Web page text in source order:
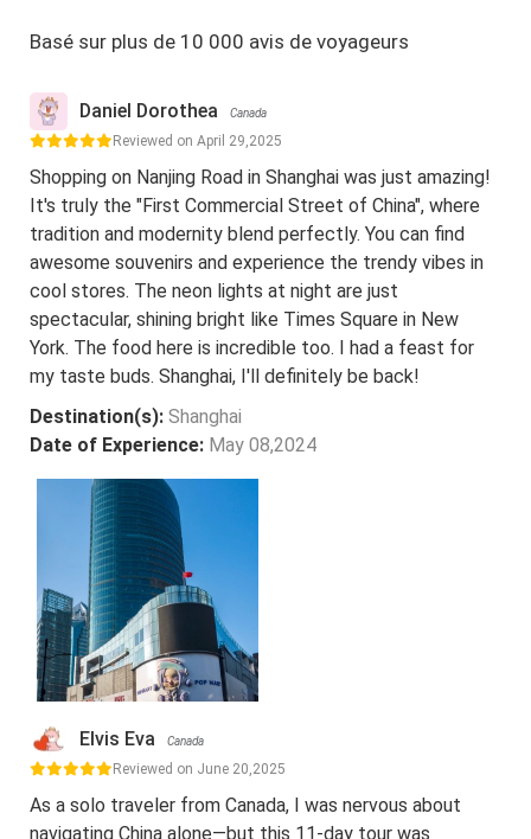
Basé sur plus de 10 000 avis de voyageurs
Daniel Dorothea Canada
Reviewed on April 29,2025
Shopping on Nanjing Road in Shanghai was just amazing!
It's truly the "First Commercial Street of China", where
tradition and modernity blend perfectly. You can find
awesome souvenirs and experience the trendy vibes in
cool stores. The neon lights at night are just
spectacular, shining bright like Times Square in New
York. The food here is incredible too. I had a feast for
my taste buds. Shanghai, I'll definitely be back!
Destination(s): Shanghai
Date of Experience: May 08,2024
Elvis Eva Canada
Reviewed on June 20,2025
As a solo traveler from Canada, I was nervous about
navigating China alone—but this 11-day tour was